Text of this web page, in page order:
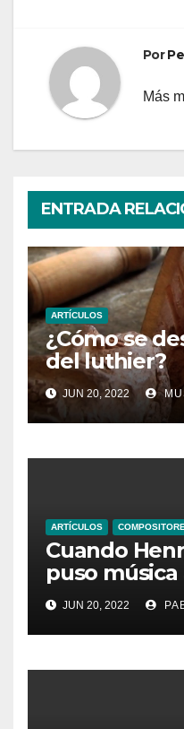
Por
Más
ENTRADA
ARTÍCULOS
¿Cómo se
del luthier?
JUN 20, 2022
ARTÍCULOS
Cuando
puso
JUN 20, 2022